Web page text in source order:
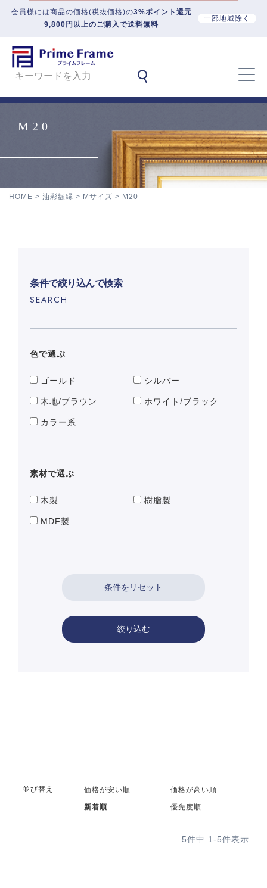
会員様には商品の価格(税抜価格)の3%ポイント還元
9,800円以上のご購入で送料無料
一部地域除く
M20
HOME 油彩額縁 Mサイズ M20
条件で絞り込んで検索
SEARCH
色で選ぶ
ゴールド シルバー
木地/ブラウン ホワイト/ブラック
カラー系
素材で選ぶ
木製 樹脂製
MDF製
絞り込む
並び替え 価格が安い順 価格が高い順
新着順 優先度順
5件中 1 -5件表示